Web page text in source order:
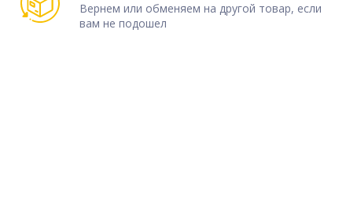
Вернем или обменяем на другой товар, если
вам не подошел